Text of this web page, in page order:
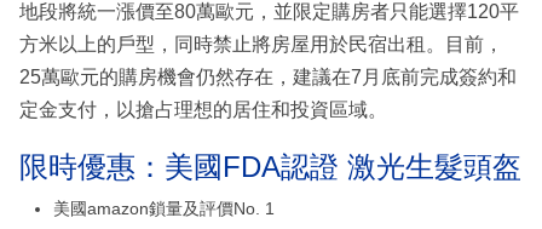
地段將統一漲價至80萬歐元，並限定購房者只能選擇120平
方米以上的戶型，同時禁止將房屋用於民宿出租。目前，
25萬歐元的購房機會仍然存在，建議在7月底前完成簽約和
定金支付，以搶占理想的居住和投資區域。
限時優惠：美國FDA認證 激光生髮頭盔
美國amazon鎖量及評價No. 1